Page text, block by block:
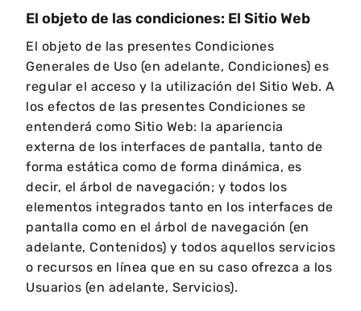
El objeto de las condiciones: El Sitio Web
El objeto de las presentes Condiciones
Generales de Uso (en adelante, Condiciones) es
regular el acceso y la utilización del Sitio Web. A
los efectos de las presentes Condiciones se
entenderá como Sitio Web: la apariencia
externa de los interfaces de pantalla, tanto de
forma estática como de forma dinámica, es
decir, el árbol de navegación; y todos los
elementos integrados tanto en los interfaces de
pantalla como en el árbol de navegación (en
adelante, Contenidos) y todos aquellos servicios
o recursos en línea que en su caso ofrezca a los
Usuarios (en adelante, Servicios).